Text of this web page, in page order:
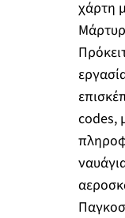
χάρτη
codes,